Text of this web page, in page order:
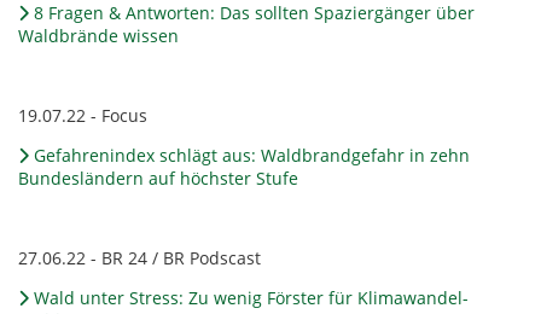
8 Fragen & Antworten: Das sollten Spaziergänger über
Waldbrände wissen
19.07.22 - Focus
Gefahrenindex schlägt aus: Waldbrandgefahr in zehn
Bundesländern auf höchster Stufe
27.06.22 - BR 24 / BR Podscast
Wald unter Stress: Zu wenig Förster für Klimawandel-